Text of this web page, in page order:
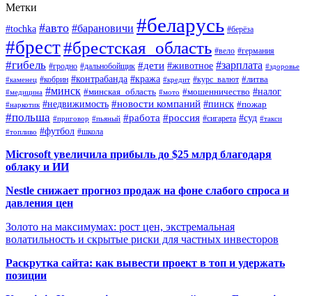
Метки
#tochka #авто #барановичи #беларусь #берёза
#брест#брестская_область #вело #германия
#гибель #гродно #дальнобойщик #дети #животное #зарплата #здоровье
#каменец #кобрин #контрабанда #кража #кредит #курс_валют #литва
#медицина #минск #минская_область #мото #мошенничество #налог
#наркотик #недвижимость #новости компаний #пинск #пожар
#польша #приговор #пьяный #работа #россия #сигарета #суд #такси
#топливо #футбол #школа
Microsoft увеличила прибыль до $25 млрд благодаря
облаку и ИИ
Nestle снижает прогноз продаж на фоне слабого спроса и
давления цен
Золото на максимумах: рост цен, экстремальная
волатильность и скрытые риски для частных инвесторов
Раскрутка сайта: как вывести проект в топ и удержать
позиции